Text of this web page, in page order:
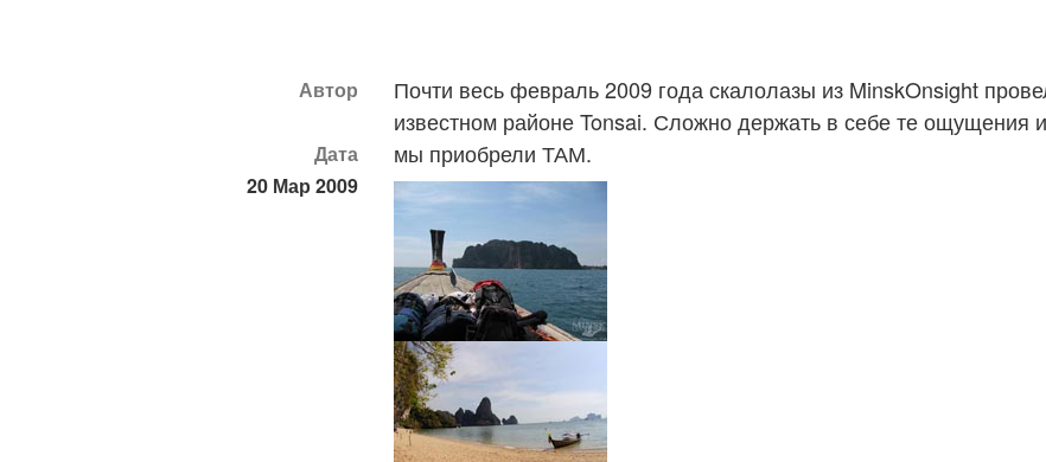
Автор
Дата
20 Мар 2009
Почти весь февраль 2009 года скалолазы из MinskOnsight
известном районе Tonsai. Сложно держать в себе те ощущения
мы приобрели ТАМ.